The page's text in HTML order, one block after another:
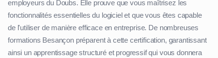
employeurs du Doubs. Elle prouve que vous maîtrisez les
fonctionnalités essentielles du logiciel et que vous êtes capable
de l'utiliser de manière efficace en entreprise. De nombreuses
formations Besançon préparent à cette certification, garantissant
ainsi un apprentissage structuré et progressif qui vous donnera